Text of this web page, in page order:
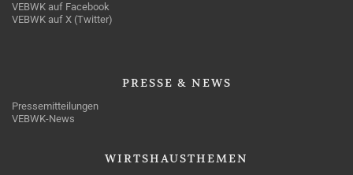
VEBWK auf Facebook
VEBWK auf X (Twitter)
PRESSE & NEWS
Pressemitteilungen
VEBWK-News
WIRTSHAUSTHEMEN